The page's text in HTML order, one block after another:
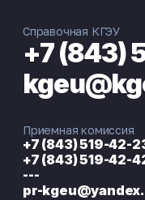
Справочная КГЭУ
+7 (843)
Приемная комиссия
+7 (843) 519-42-
+7 (843) 519-42-
---
pr-